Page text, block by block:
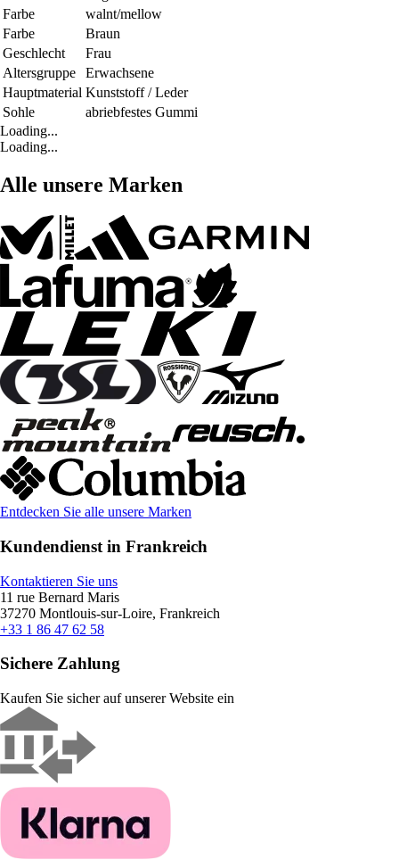
Farbe
walnt/mellow
Farbe
Braun
Geschlecht
Frau
Altersgruppe
Erwachsene
Hauptmaterial Kunststoff / Leder
Sohle
abriebfestes Gummi
Loading...
Loading...
Alle unsere Marken
Entdecken Sie alle unsere Marken
Kundendienst in Frankreich
Kontaktieren Sie uns
11 rue Bernard Maris
37270 Montlouis-sur-Loire, Frankreich
+33 1 86 47 62 58
Sichere Zahlung
Kaufen Sie sicher auf unserer Website ein